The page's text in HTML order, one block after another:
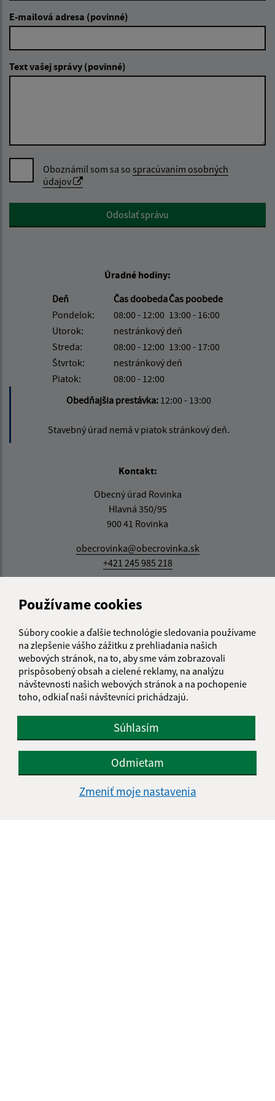
Používame cookies
Súbory cookie a ďalšie technológie sledovania používame
na zlepšenie vášho zážitku z prehliadania našich
webových stránok, na to, aby sme vám zobrazovali
prispôsobený obsah a cielené reklamy, na analýzu
návštevnosti našich webových stránok a na pochopenie
toho, odkiaľ naši návštevníci prichádzajú.
Súhlasím
Odmietam
Zmeniť moje nastavenia
E-mailová adresa (povinné)
Text vašej správy (povinné)
Oboznámil som sa so spracúvaním osobných
údajov
Google reCaptcha ResponseOdoslať správu
Úradné hodiny:
Deň
Čas doobedaČas poobede
Pondelok:
08:00 - 12:00 13:00 - 16:00
Utorok:
nestránkový deň
Streda:
08:00 - 12:00 13:00 - 17:00
Štvrtok:
nestránkový deň
Piatok:
08:00 - 12:00
Obedňajšia prestávka: 12:00 - 13:00
Stavebný úrad nemá v piatok stránkový deň.
Kontakt:
Obecný úrad Rovinka
Hlavná 350/95
900 41 Rovinka
obecrovinka@obecrovinka.sk
+421 245 985 218